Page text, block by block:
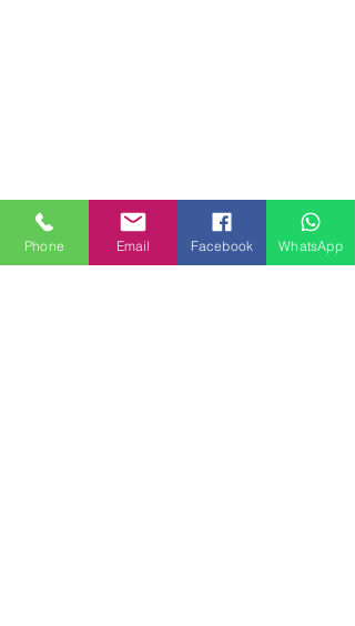
MILANHOUSES
Phone Email Facebook WhatsApp